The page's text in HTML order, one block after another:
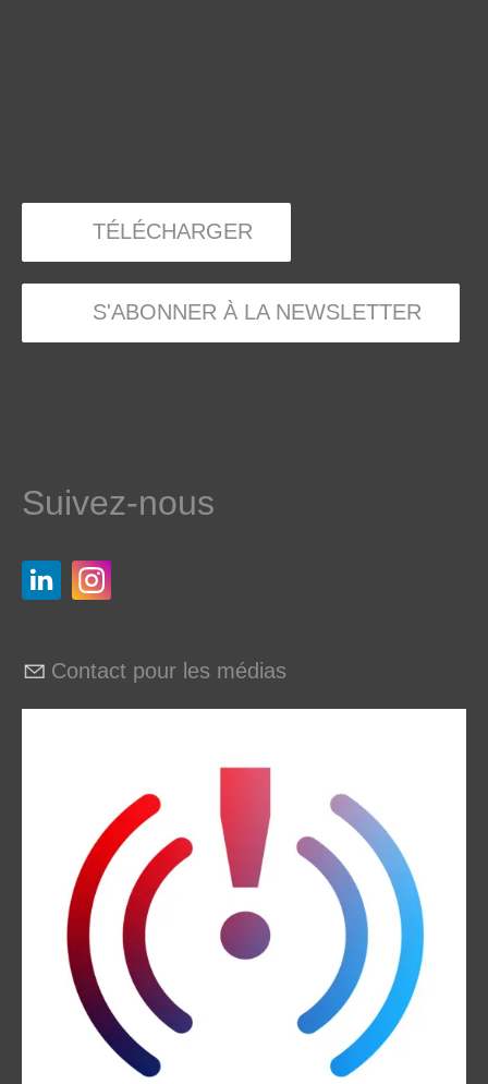
TÉLÉCHARGER
S'ABONNER À LA NEWSLETTER
Suivez-nous
Contact pour les médias